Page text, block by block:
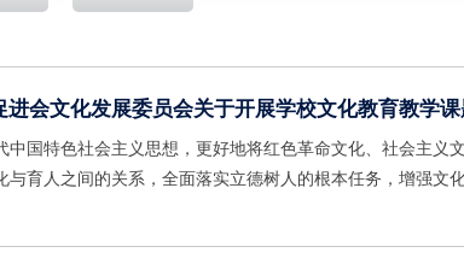
进会文化发展委员会关于开展学校文化教育教学
中国特色社会主义思想，更好地将红色革命文化、社会主义
与育人之间的关系，全面落实立德树人的根本任务，增强文